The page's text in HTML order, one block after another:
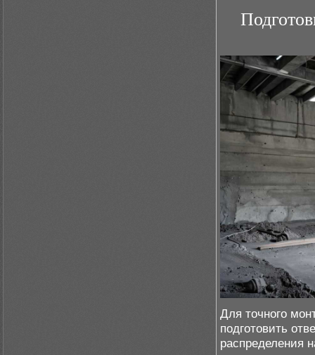
Для точного
подготовить
распределения